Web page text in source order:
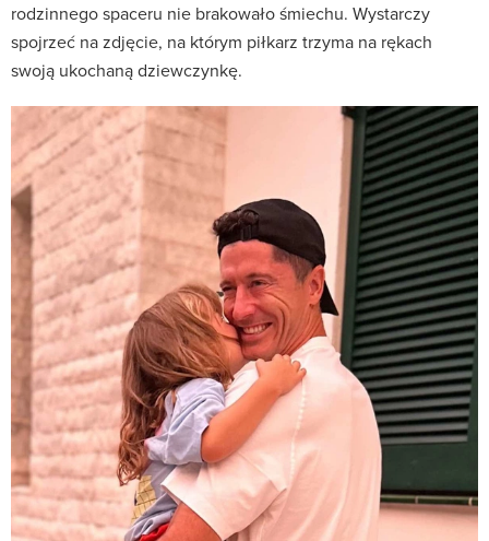
rodzinnego spaceru nie brakowało śmiechu. Wystarczy
spojrzeć na zdjęcie, na którym piłkarz trzyma na rękach
swoją ukochaną dziewczynkę.